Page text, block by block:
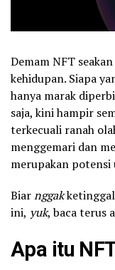
Demam NFT
kehidupan. Siapa
hanya marak
saja, kini hampir
terkecuali ranah
menggemari dan
merupakan
Biarnggak
ini, yuk, baca terus
Apa itu